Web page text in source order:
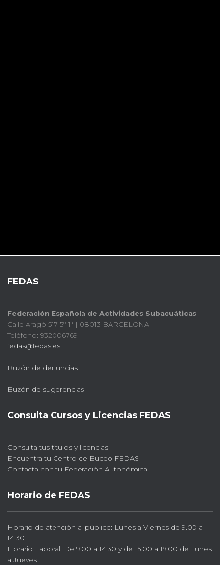
FEDAS
Federación Española de Actividades Subacuáticas
Calle Aragó 517 5º-1ª | 08013 BARCELONA
Teléfono: 932006769
fedas@fedas.es
Buzón de denuncias
Buzón de sugerencias
Consulta Cursos y Licencias FEDAS
Consulta tus títulos y licencias
Encuentra tu Centro de Buceo FEDAS
Contacta con tu Federación Autonómica
Horario de FEDAS
Horario de atención al público: Lunes a Viernes de 9.00 a
14.30
Horario Laboral: De 9.00 a 14.30 y de 16.00 a 19.00 de Lunes
a Jueves